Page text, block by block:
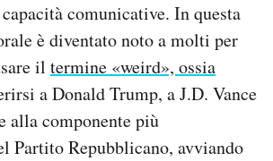
comunicative. In questa
è diventato noto a molti per
il termine «weird», ossia
a Donald Trump, a J.D. Vance
alla componente più
Partito Repubblicano, avviando